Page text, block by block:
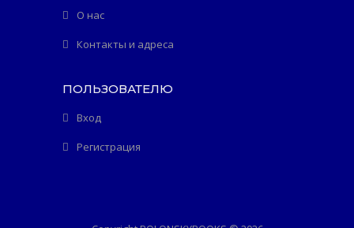
О нас
Контакты и адреса
ПОЛЬЗОВАТЕЛЮ
Вход
Регистрация